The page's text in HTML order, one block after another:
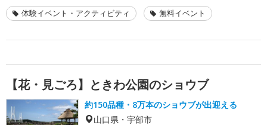
体験イベント・アクティビティ 無料イベント
【花・見ごろ】ときわ公園のショウブ
約150品種・8万本のショウブが出迎える
山口県・宇部市